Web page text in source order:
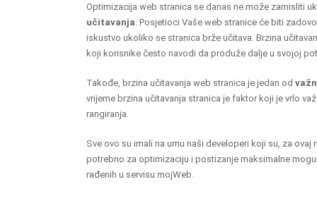
Optimizacija web stranica se danas ne može zamisliti
učitavanja . Posjetioci Vaše web stranice će biti
iskustvo ukoliko se stranica brže učitava. Brzina
koji korisnike često navodi da produže dalje u svojoj
Takođe, brzina učitavanja web stranica je jedan od
vrijeme brzina učitavanja stranica je faktor koji je vrlo
rangiranja.
Sve ovo su imali na umu naši developeri koji su, za ovaj
potrebno za optimizaciju i postizanje maksimalne
rađenih u servisu mojWeb.